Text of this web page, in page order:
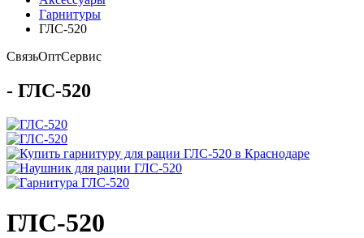
Гарнитуры
ГЛС-520
СвязьОптСервис
- ГЛС-520
ГЛС-520